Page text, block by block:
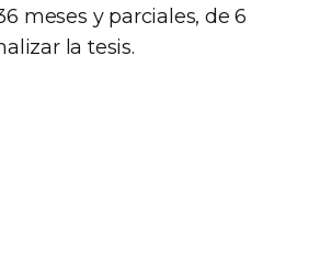
meses y parciales, de 6
la tesis.